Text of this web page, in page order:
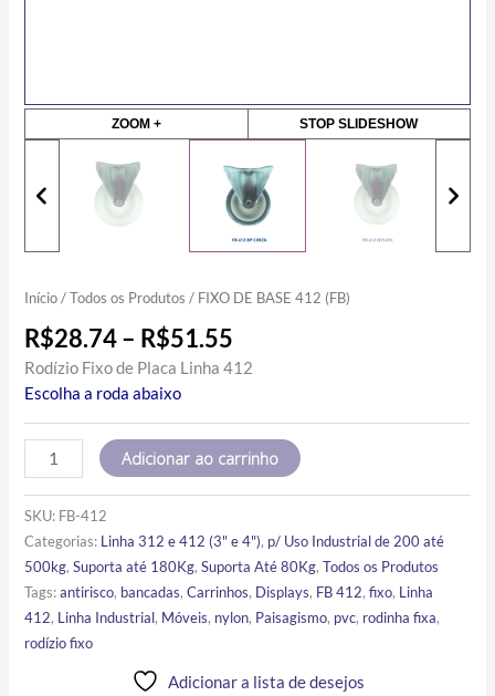
ZOOM + STOP SLIDESHOW
Início/Todos os Produtos / FIXO DE BASE 412 (FB)
R$28.74– R$51.55
Rodízio Fixo de Placa Linha 412
Escolha a roda abaixo
Adicionar ao carrinho
SKU: FB-412
Categorias: Linha 312 e 412 (3" e 4"), p/ Uso Industrial de 200 até
500kg,Suporta até 180Kg,Suporta Até 80Kg,Todos os Produtos
Tags:antirisco, bancadas,Carrinhos, Displays, FB 412,fixo, Linha
412, Linha Industrial, Móveis, nylon, Paisagismo, pvc, rodinha fixa,
rodízio fixo
Adicionar a lista de desejos